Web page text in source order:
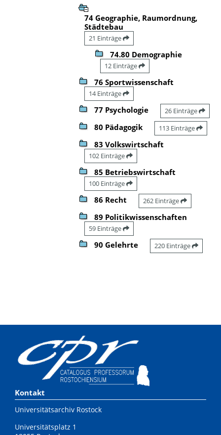
74 Geographie, Raumordnung,
Städtebau
21 Einträge
74.80 Demographie
12 Einträge
76 Sportwissenschaft
14 Einträge
77 Psychologie 26 Einträge
80 Pädagogik 113 Einträge
83 Volkswirtschaft
102 Einträge
85 Betriebswirtschaft
100 Einträge
86 Recht 262 Einträge
89 Politikwissenschaften
59 Einträge
90 Gelehrte 220 Einträge
Kontakt
Universitätsarchiv Rostock
Universitätsplatz 1